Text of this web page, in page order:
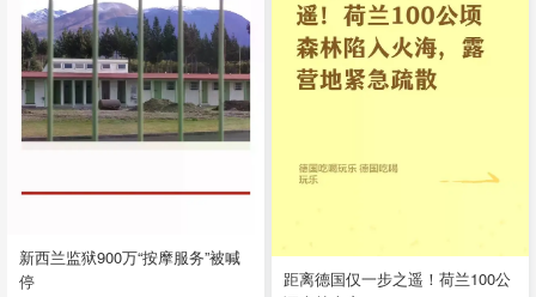
新西兰监狱900万“按摩服务”被喊
停
距离德国仅一步之遥！荷兰100公